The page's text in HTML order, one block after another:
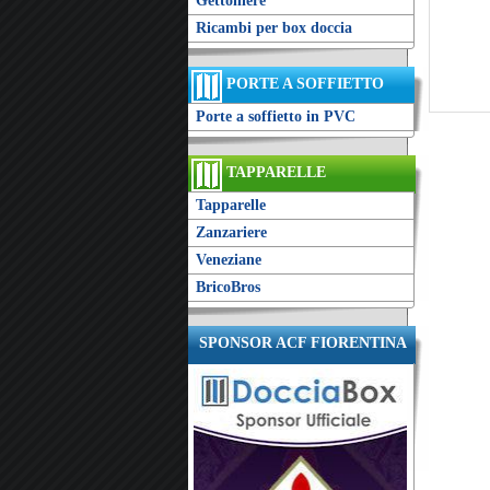
Ricambi per box doccia
PORTE A SOFFIETTO
Porte a soffietto in PVC
TAPPARELLE
Tapparelle
Zanzariere
Veneziane
BricoBros
SPONSOR ACF FIORENTINA